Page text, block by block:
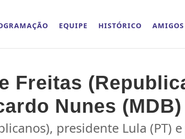
EQUIPE HISTÓRICO
Freitas
Nunes (MDB)
presidente Lula (PT)